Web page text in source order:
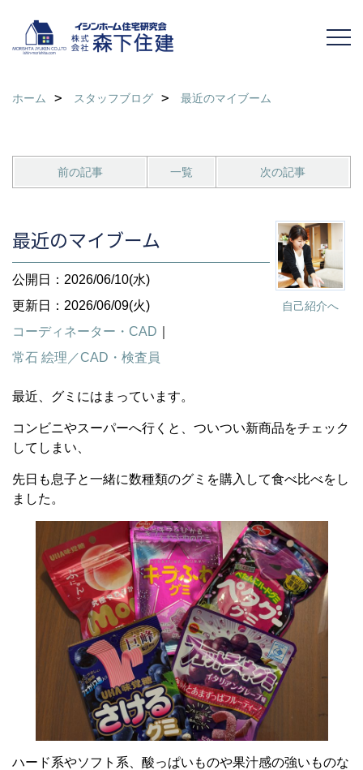
ホーム スタッフブログ 最近のマイブーム
前の記事 一覧 次の記事
自己紹介へ
最近のマイブーム
公開日：2026/06/10(水)
更新日：2026/06/09(火)
コーディネーター・CAD
常石 絵理／CAD・検査員
最近、グミにはまっています。
コンビニやスーパーへ行くと、ついつい新商品をチェック
してしまい、
先日も息子と一緒に数種類のグミを購入して食べ比べをし
ました。
ハード系やソフト系、酸っぱいものや果汁感の強いものな